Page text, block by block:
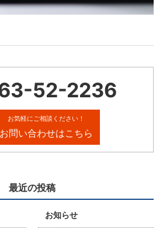
52-2236
お気軽にご相談ください！
お問い合わせはこちら
最近の投稿
お知らせ